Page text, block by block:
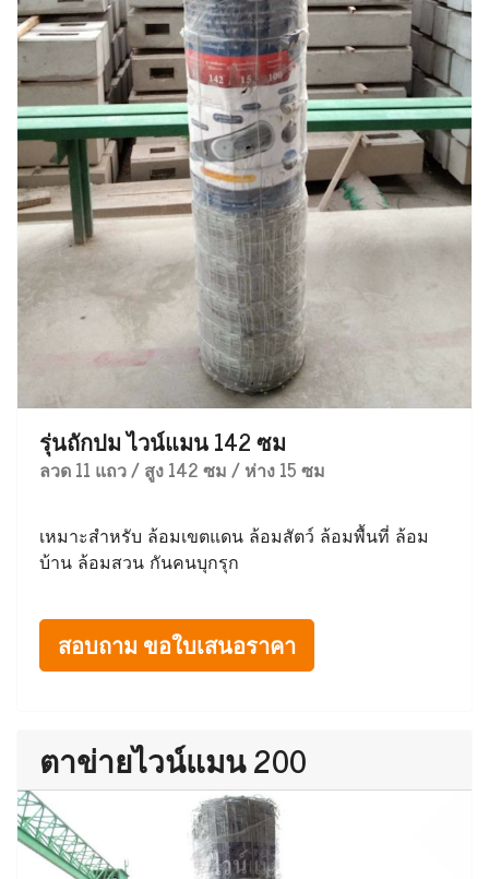
รุ่นถักปม ไวน์แมน 142 ซม
ลวด 11 แถว / สูง 142 ซม / ห่าง 15 ซม
เหมาะสำหรับ ล้อมเขตแดน ล้อมสัตว์ ล้อมพื้นที่ ล้อม
บ้าน ล้อมสวน กันคนบุกรุก
สอบถาม ขอใบเสนอราคา
ตาข่ายไวน์แมน 200